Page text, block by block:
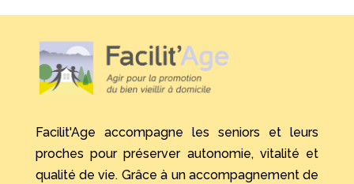
Facilit'Age accompagne les seniors et leurs
proches pour préserver autonomie, vitalité et
qualité de vie. Grâce à un accompagnement de